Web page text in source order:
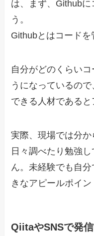
は、まず、Githubに
う。
Githubとはコードを
自分がどのくらい
うになっているの
できる人材であると
実際、現場では分か
日々調べたり勉強
ん。未経験でも自
きなアピールポイン
QiitaやSNSで発